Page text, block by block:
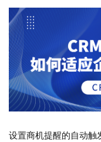
设置商机提醒的自动触